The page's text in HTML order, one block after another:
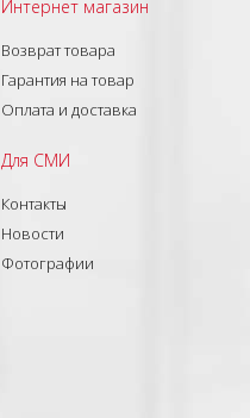
Интернет магазин
Возврат товара
Гарантия на товар
Оплата и доставка
Для СМИ
Контакты
Новости
Фотографии